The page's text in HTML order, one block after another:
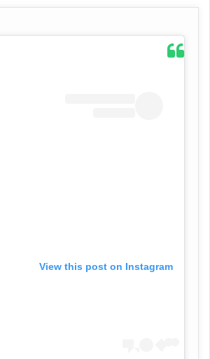
View this post on Instagram